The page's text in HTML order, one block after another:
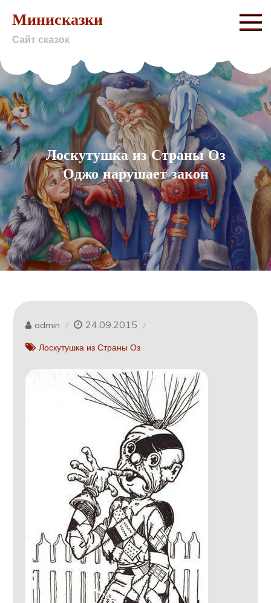
content
Минисказки
Сайт сказок
Лоскутушка из Страны Оз
Оджо нарушает закон
admin 24.09.2015
Лоскутушка из Страны Оз